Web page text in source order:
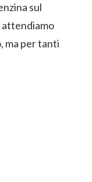
sul
attendiamo
ma per tanti